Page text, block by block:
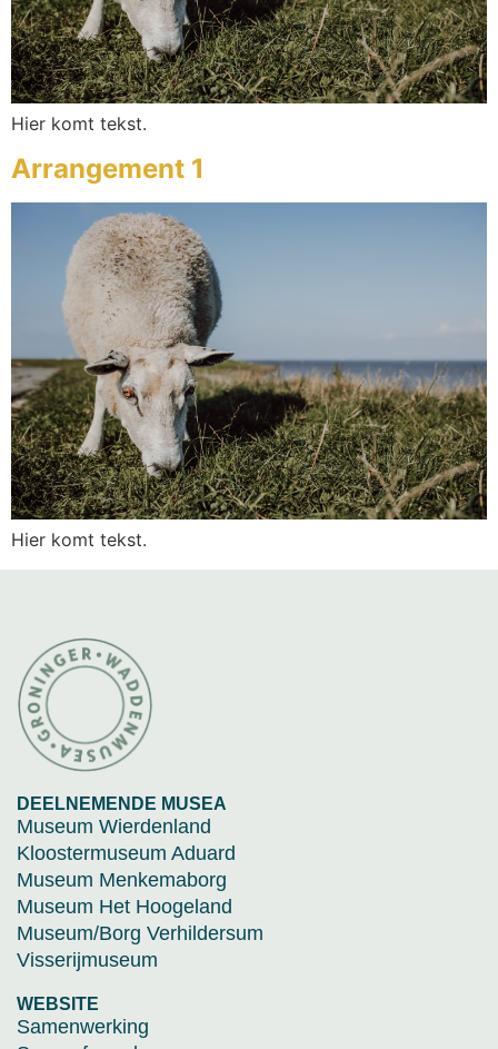
Hier komt tekst.
Arrangement 1
Hier komt tekst.
DEELNEMENDE MUSEA
Museum Wierdenland
Kloostermuseum Aduard
Museum Menkemaborg
Museum Het Hoogeland
Museum/Borg Verhildersum
Visserijmuseum
WEBSITE
Samenwerking